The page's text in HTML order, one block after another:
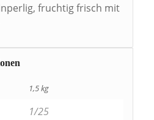
fruchtig frisch mit
1,5 kg
1/25